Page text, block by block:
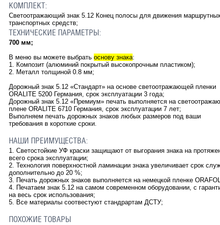
КОМПЛЕКТ:
Светоотражающий знак 5.12 Конец полосы для движения
транспортных средств;
ТЕХНИЧЕСКИЕ ПАРАМЕТРЫ:
700 мм;
В меню вы можете выбрать основу знака:
1. Композит (алюминий покрытый высокопрочным пластиком);
2. Металл толщиной 0.8 мм;
Дорожный знак 5.12 «Стандарт» на основе светоотражающей пленки
ORALITE 5200 Германия, срок эксплуатации 3 года;
Дорожный знак 5.12 «Премиум» печать выполняется на
плене ORALITE 6710 Германия, срок эксплуатации 7 лет;
Выполняем печать дорожных знаков любых размеров под ваши
требования в короткие сроки.
НАШИ ПРЕИМУЩЕСТВА:
1. Светостойкие УФ краски защищают от выгорания знака на
всего срока эксплуатации;
2. Технология поверхностной ламинации знака увеличивает срок
дополнительно до 20 %;
3. Печать дорожных знаков выполняется на немецкой пленке
4. Печатаем знак 5.12 на самом современном оборудовании, с
на весь срок использования;
5. Все материалы соотвестуют стандрартам ДСТУ;
ПОХОЖИЕ ТОВАРЫ